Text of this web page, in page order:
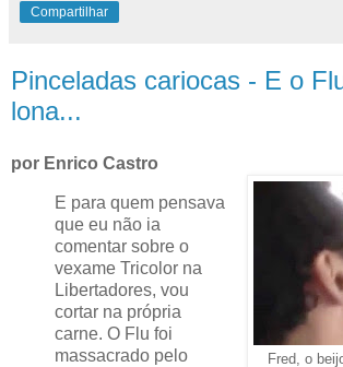
Compartilhar
Pinceladas cariocas - E o
lona...
por Enrico Castro
Fred, o
E para quem pensava
que eu não ia
comentar sobre o
vexame Tricolor na
Libertadores, vou
cortar na própria
carne. O Flu foi
massacrado pelo